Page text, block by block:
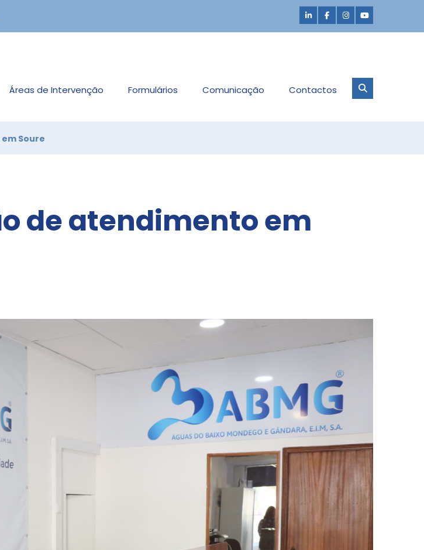
Áreas de Intervenção Formulários Comunicação Contactos
Soure
de atendimento em